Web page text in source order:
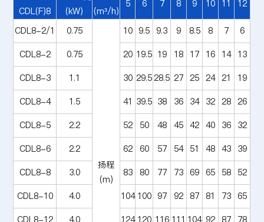
CDL(F)8
(kW)
(m³/h)
5 6 7 8 9 10 11 12
CDL8-2/1 0.75
扬程
(m)
10 9.5 9.3 9 8.5 8 7
6
CDL8-2
0.75 20 19.5 19 18 17 16 14 13
CDL8-3
1.1 30 29.528.5 27 25 24 21
19
CDL8-4
1.5 41 39.5 38 36 34 32 28 26
CDL8-5
2.2 52 50 48 45 42 40 36 32
CDL8-6
2.2 62 60 57 54 51 48 43 39
CDL8-8
3.0 83 80 77 73 69 65 58 52
CDL8-10
4.0 104 100 97 92 87 81 73 65
CDL8-12
4.0 124 120 116 111 104 92 87 78